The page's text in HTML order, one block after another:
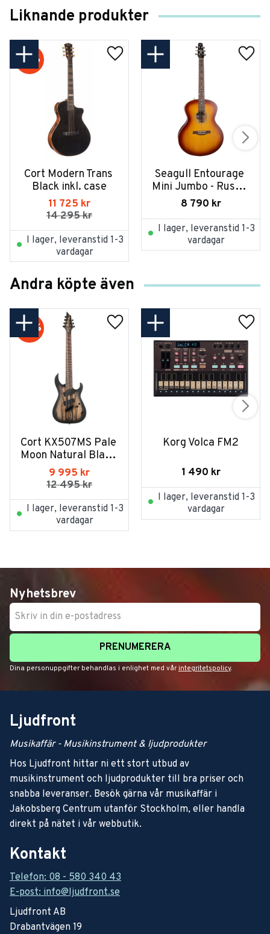
Liknande produkter
Cort Modern Trans
Black inkl. case
11 725 kr
14 295kr
18%
I lager, leveranstid 1-3
vardagar
Seagull Entourage
Mini Jumbo - Rustic
Burst
8 790 kr
I lager, leveranstid 1-3
vardagar
Andra köpte även
Cort KX507MS Pale
Moon Natural Black
Burst
9 995 kr
12 495kr
20 %
I lager, leveranstid 1-3
vardagar
Korg Volca FM2
1 490 kr
I lager, leveranstid 1-3
vardagar
Nyhetsbrev
PRENUMERERA
Dina personuppgifter behandlas i enlighet med vår integritetspolicy.
Ljudfront
Musikaffär - Musikinstrument & ljudprodukter
Hos Ljudfront hittar ni ett stort utbud av
musikinstrument och ljudprodukter till bra priser och
snabba leveranser. Besök gärna vår musikaffär i
Jakobsberg Centrum utanför Stockholm, eller handla
direkt på nätet i vår webbutik.
Kontakt
Telefon: 08 - 580 340 43
E-post: info@ljudfront.se
Ljudfront AB
Drabantvägen 19